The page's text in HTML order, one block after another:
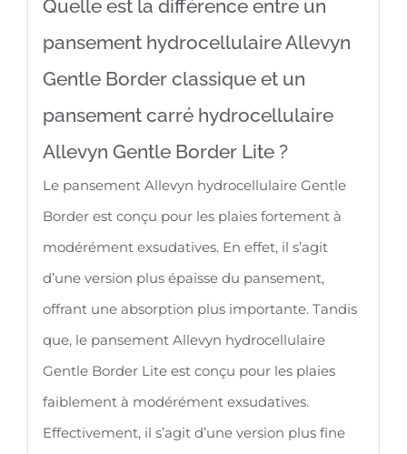
Quelle est la différence entre un
pansement hydrocellulaire Allevyn
Gentle Border classique et un
pansement carré hydrocellulaire
Allevyn Gentle Border Lite ?
Le pansement Allevyn hydrocellulaire Gentle
Border est conçu pour les plaies fortement à
modérément exsudatives. En effet, il s’agit
d’une version plus épaisse du pansement,
offrant une absorption plus importante. Tandis
que, le pansement Allevyn hydrocellulaire
Gentle Border Lite est conçu pour les plaies
faiblement à modérément exsudatives.
Effectivement, il s’agit d’une version plus fine